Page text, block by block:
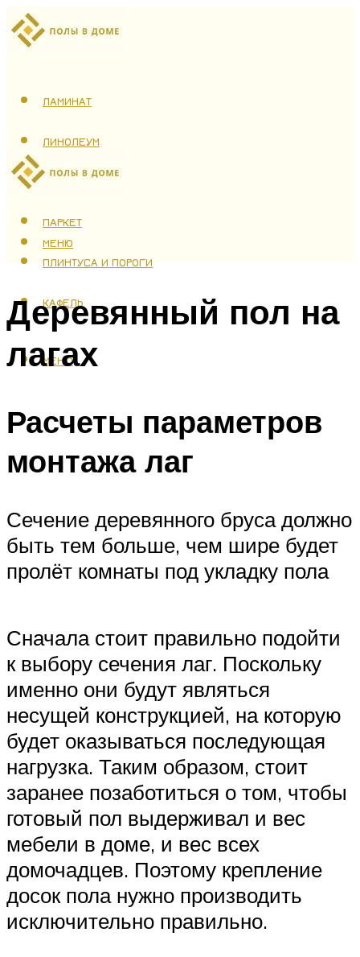
ЛАМИНАТ
ЛИНОЛЕУМ
ТЕПЛЫЙ ПОЛ
ПАРКЕТ
ПЛИНТУСА И ПОРОГИ
КАФЕЛЬ
МЕНЮ
МЕНЮ
Деревянный пол на
лагах
Расчеты параметров
монтажа лаг
Сечение деревянного бруса должно
быть тем больше, чем шире будет
пролёт комнаты под укладку пола
Сначала стоит правильно подойти
к выбору сечения лаг. Поскольку
именно они будут являться
несущей конструкцией, на которую
будет оказываться последующая
нагрузка. Таким образом, стоит
заранее позаботиться о том, чтобы
готовый пол выдерживал и вес
мебели в доме, и вес всех
домочадцев. Поэтому крепление
досок пола нужно производить
исключительно правильно.